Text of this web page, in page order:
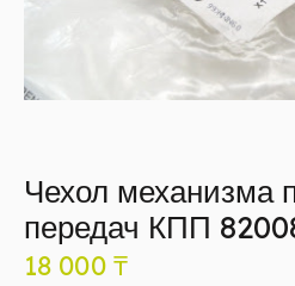
Чехол механизма
передач КПП
18 000 ₸